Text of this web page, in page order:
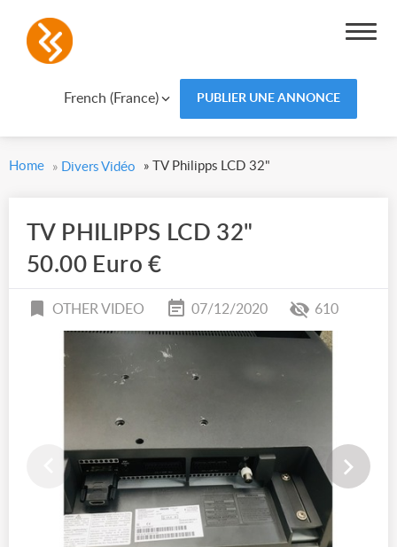
French (France) PUBLIER UNE ANNONCE
Home » Divers Vidéo » TV Philipps LCD 32"
TV PHILIPPS LCD 32"
50.00 Euro €
OTHER VIDEO 07/12/2020 610